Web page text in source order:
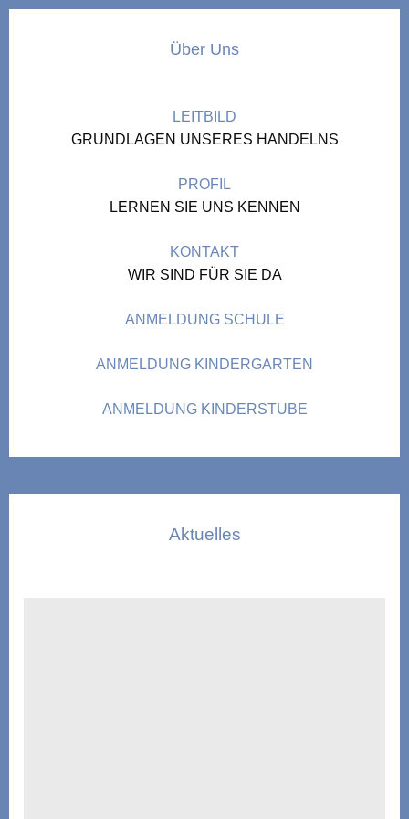
Über Uns
LEITBILD
GRUNDLAGEN UNSERES HANDELNS
PROFIL
LERNEN SIE UNS KENNEN
KONTAKT
WIR SIND FÜR SIE DA
ANMELDUNG SCHULE
ANMELDUNG KINDERGARTEN
ANMELDUNG KINDERSTUBE
Aktuelles